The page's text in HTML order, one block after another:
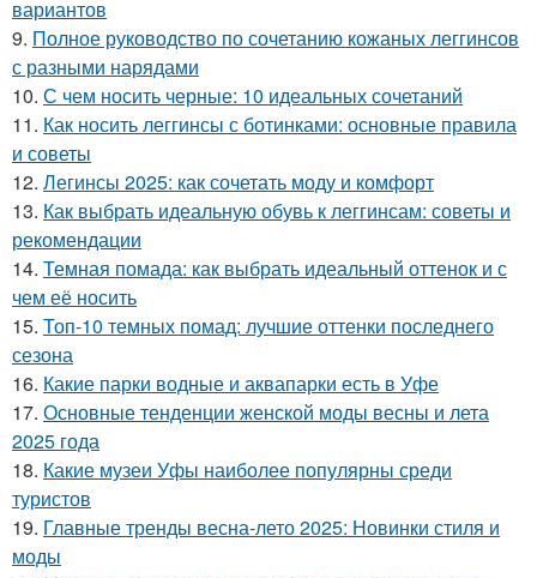
вариантов
9. Полное руководство по сочетанию кожаных леггинсов
с разными нарядами
10. С чем носить черные: 10 идеальных сочетаний
11. Как носить леггинсы с ботинками: основные правила
и советы
12. Легинсы 2025: как сочетать моду и комфорт
13. Как выбрать идеальную обувь к леггинсам: советы и
рекомендации
14. Темная помада: как выбрать идеальный оттенок и с
чем её носить
15. Топ-10 темных помад: лучшие оттенки последнего
сезона
16. Какие парки водные и аквапарки есть в Уфе
17. Основные тенденции женской моды весны и лета
2025 года
18. Какие музеи Уфы наиболее популярны среди
туристов
19. Главные тренды весна-лето 2025: Новинки стиля и
моды